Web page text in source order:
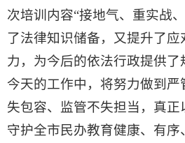
次培训内容“接地气、重实战
了法律知识储备，又提升了
力，为今后的依法行政提供
今天的工作中，将努力做到
失包容、监管不失担当，真正
守护全市民办教育健康、有序